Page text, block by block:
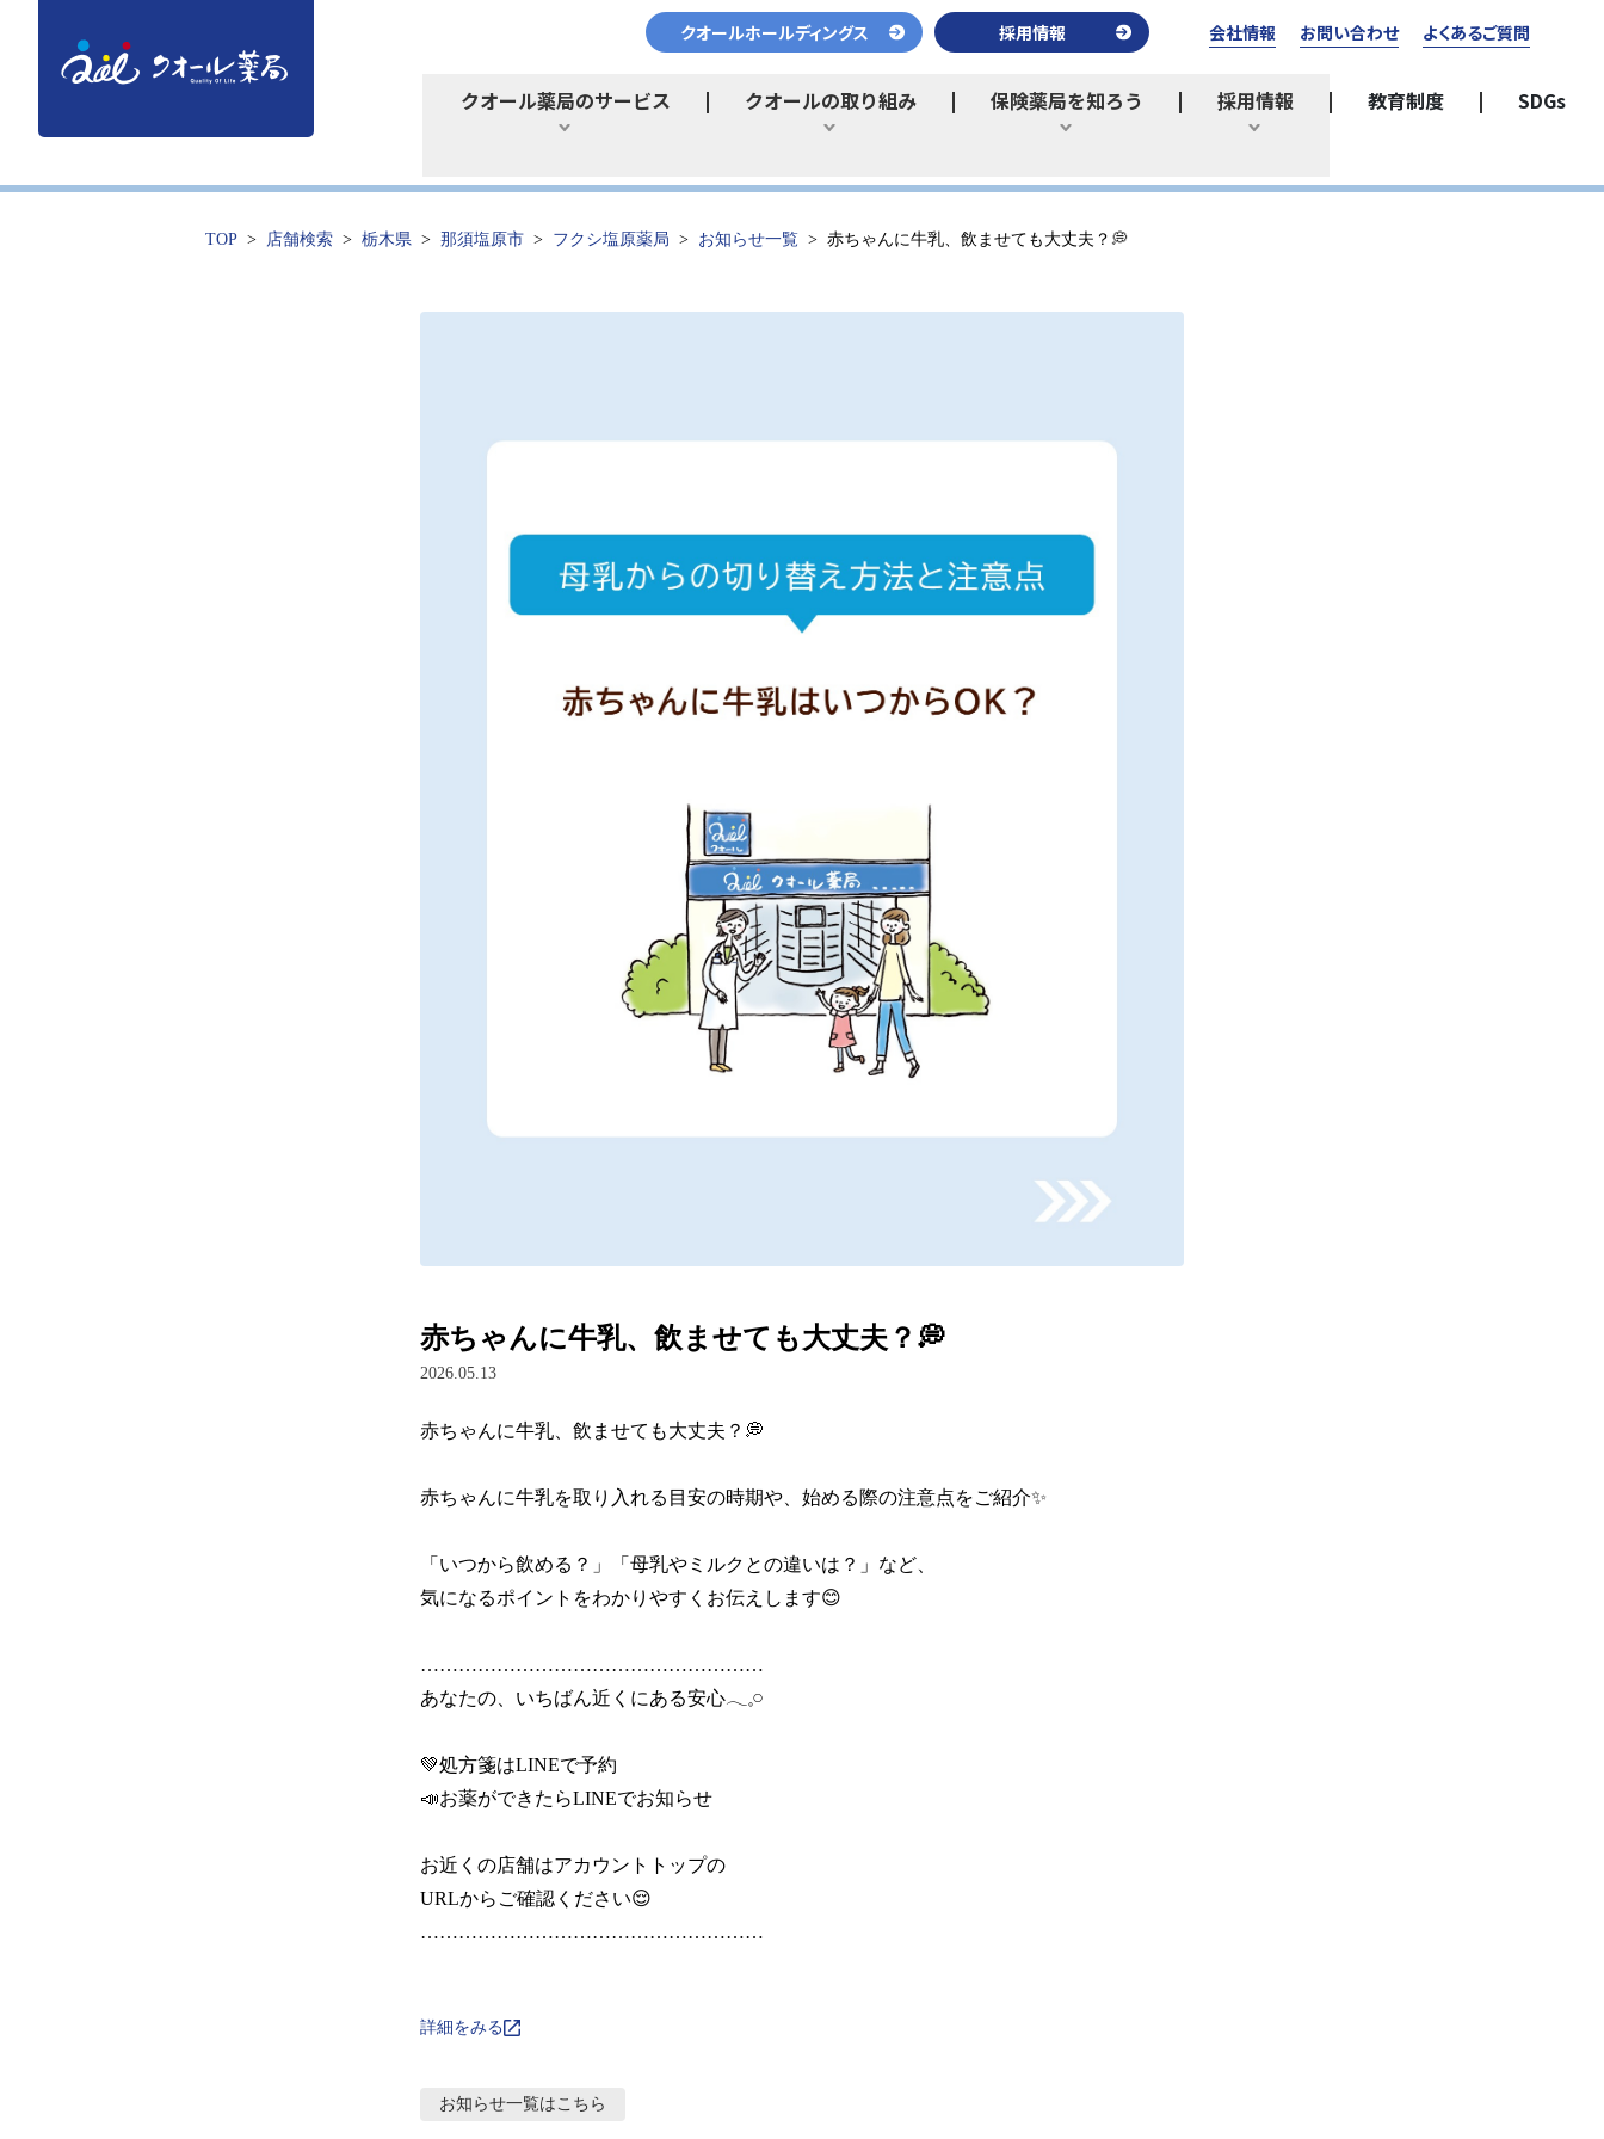
クオール薬局のサービス
ひらく
クオールの取り組み
ひらく
保険薬局を知ろう
ひらく
採用情報
ひらく
教育制度 SDGs
クオールホールディングス 採用情報 会社情報 お問い合わせ よくあるご質問
TOP 店舗検索 栃木県 那須塩原市 フクシ塩原薬局 お知らせ一覧 赤ちゃんに牛乳、飲ませても大丈夫？💭
赤ちゃんに牛乳、飲ませても大丈夫？💭
2026.05.13
赤ちゃんに牛乳、飲ませても大丈夫？💭
赤ちゃんに牛乳を取り入れる目安の時期や、始める際の注意点をご紹介✨
「いつから飲める？」「母乳やミルクとの違いは？」など、
気になるポイントをわかりやすくお伝えします😊
………………………………………………
あなたの、いちばん近くにある安心𓂃𓈒𓏸
💚処方箋はLINEで予約
📣お薬ができたらLINEでお知らせ
お近くの店舗はアカウントトップの
URLからご確認ください😌
………………………………………………
詳細をみる
お知らせ一覧はこちら